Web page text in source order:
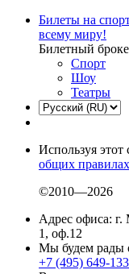
Билеты на
всему миру!
Билетный
Спорт
Шоу
Театры
Используя этот
общих правилах
©2010—2026
Адрес офиса: г.
1, оф.12
Мы будем рады
+7 (495) 649-